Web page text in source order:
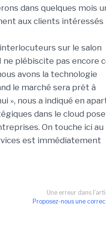
dans quelques mois
aux clients intéressés
sur le salon
ne plébiscite pas encore
avons la technologie
le marché sera prêt à
», nous a indiqué en
dans le cloud pose
On touche ici au
est immédiatement
Une erreur dans
Proposez-nous une